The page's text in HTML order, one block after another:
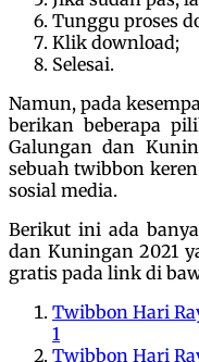
Tunggu proses
Klik download;
Selesai.
Namun, pada
berikan beberapa
Galungan dan
sebuah twibbon
sosial media.
Berikut ini ada
dan Kuningan 2021
gratis pada link di
Twibbon Hari
1
Twibbon Hari